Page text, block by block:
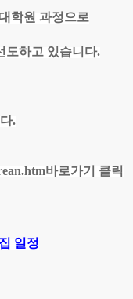
학원 과정으로
도하고 있습니다.
.
바로가기 클릭
일정